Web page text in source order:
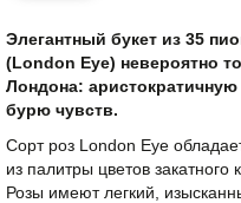
Элегантный букет из 35
(London Eye) невероятно
Лондона:
бурю чувств.
Сорт роз London Eye
из палитры цветов
Розы имеют легкий,